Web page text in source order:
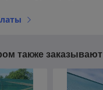
также заказывают